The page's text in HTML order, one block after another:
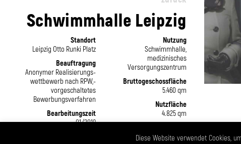
Schwimmhalle Leipzig
Standort
Leipzig Otto Runki Platz
Beauftragung
Anonymer Realisierungs­
wettbewerb nach RPW,­
vorgeschaltetes
Bewerbungs­verfahren
Bearbeitungszeit
01/2019
Nutzung
Schwimmhalle­,
medizinisches
Versorgungs­zentrum
Bruttogeschoss­fläche
5.460 qm
Nutzfläche
4.825 qm
Teilnahme
Diese Website verwendet Cookies,